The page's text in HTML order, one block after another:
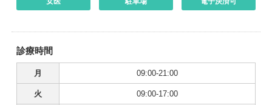
診療時間
月 09:00-21:00
火 09:00-17:00